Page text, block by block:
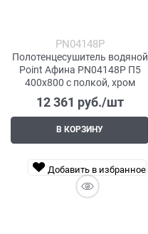
PN04148P
Полотенцесушитель водяной
Point Афина PN04148P П5
400x800 с полкой, хром
12 361 руб./шт
В КОРЗИНУ
Добавить в избранное